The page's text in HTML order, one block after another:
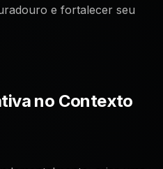
e fortalecer seu
no Contexto